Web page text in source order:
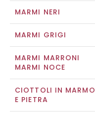
MARMI NERI
MARMI GRIGI
MARMI MARRONI
MARMI NOCE
CIOTTOLI IN MARMO
E PIETRA